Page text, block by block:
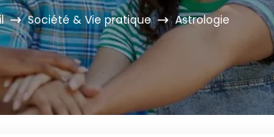
Société & Vie pratique Astrologie